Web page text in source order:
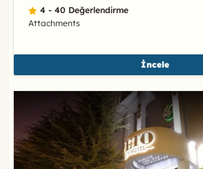
4 - 40 Değerlendirme
Attachments
İncele